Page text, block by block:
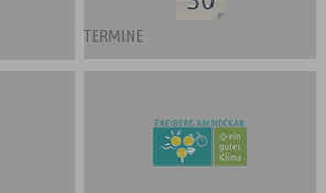
TERMINE